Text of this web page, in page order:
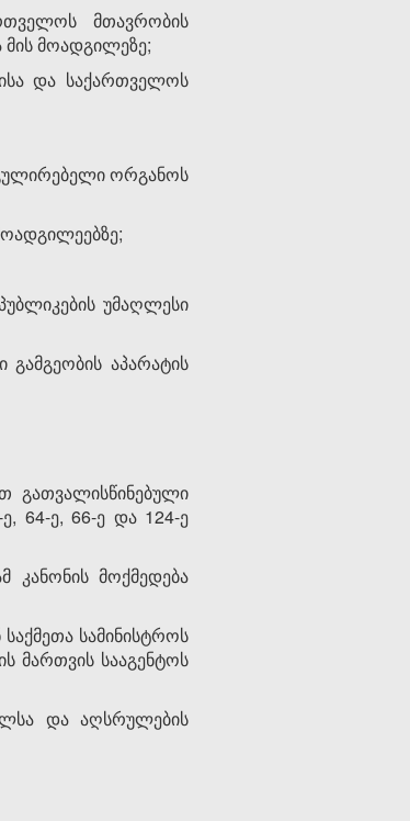
მთავრობის
მოადგილეზე;
და საქართველოს
ორგანოს
უმაღლესი
აპარატის
გათვალისწინებული
ე, 64-ე, 66-ე და 124-ე
მოქმედება
სამინისტროს
მართვის სააგენტოს
და აღსრულების